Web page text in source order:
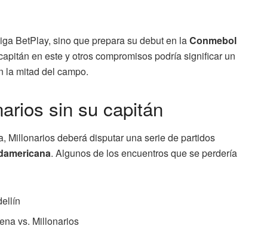
BetPlay, sino que prepara su debut en laConmebol
en este y otros compromisos podría significar un
la mitad del campo.
sin su capitán
Millonarios deberá disputar una serie de partidos
. Algunos de los encuentros que se perdería
vs. Millonarios